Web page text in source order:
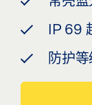
IP 69
防护